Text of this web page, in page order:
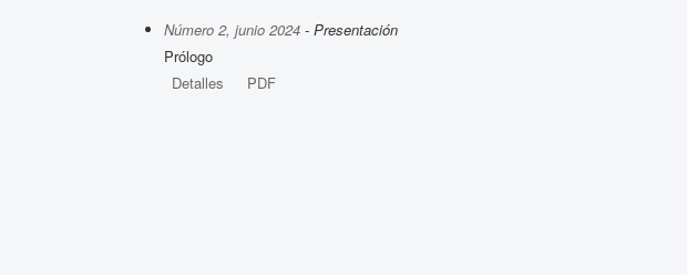
Número 2, junio 2024 - Presentación
Prólogo
Detalles
PDF